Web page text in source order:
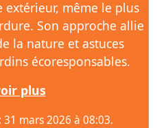
extérieur, même le plus
Son approche allie
la nature et astuces
écoresponsables.
plus
mars 2026 à 08:03.